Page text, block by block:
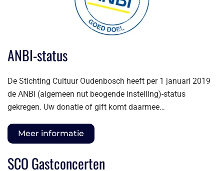
ANBI-status
De Stichting Cultuur Oudenbosch heeft per 1 januari 2019
de ANBI (algemeen nut beogende instelling)-status
gekregen. Uw donatie of gift komt daarmee…
Meer informatie
SCO Gastconcerten